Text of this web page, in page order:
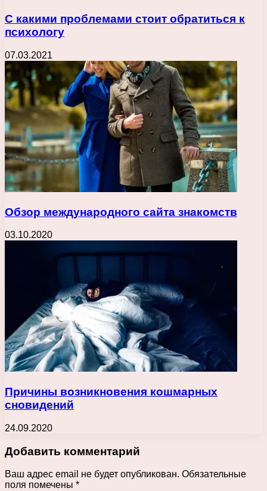
С какими проблемами стоит обратиться к
психологу
07.03.2021
Обзор международного сайта знакомств
03.10.2020
Причины возникновения кошмарных
сновидений
24.09.2020
Добавить комментарий
Ваш адрес email не будет опубликован. Обязательные
поля помечены *